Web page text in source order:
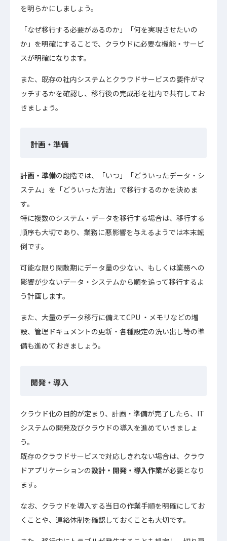
を明らかにしましょう。
「なぜ移行する必要があるのか」「何を実現させたいの
か」を明確にすることで、クラウドに必要な機能・サービ
スが明確になります。
また、既存の社内システムとクラウドサービスの要件がマ
ッチするかを確認し、移行後の完成形を社内で共有してお
きましょう。
計画・準備
計画・準備の段階では、「いつ」「どういったデータ・シ
ステム」を「どういった方法」で移行するのかを決めま
す。
特に複数のシステム・データを移行する場合は、移行する
順序も大切であり、業務に悪影響を与えるようでは本末転
倒です。
可能な限り閑散期にデータ量の少ない、もしくは業務への
影響が少ないデータ・システムから順を追って移行するよ
う計画します。
また、大量のデータ移行に備えてCPU ・メモリなどの増
設、管理ドキュメントの更新・各種設定の洗い出し等の準
備も進めておきましょう。
開発・導入
クラウド化の目的が定まり、計画・準備が完了したら、IT
システムの開発及びクラウドの導入を進めていきましょ
う。
既存のクラウドサービスで対応しきれない場合は、クラウ
ドアプリケーションの設計・開発・導入作業が必要となり
ます。
なお、クラウドを導入する当日の作業手順を明確にしてお
くことや、連絡体制を確認しておくことも大切です。